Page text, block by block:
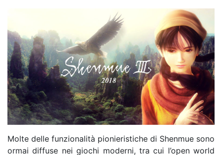
Molte delle funzionalità pionieristiche di Shenmue sono
ormai diffuse nei giochi moderni, tra cui l’open world